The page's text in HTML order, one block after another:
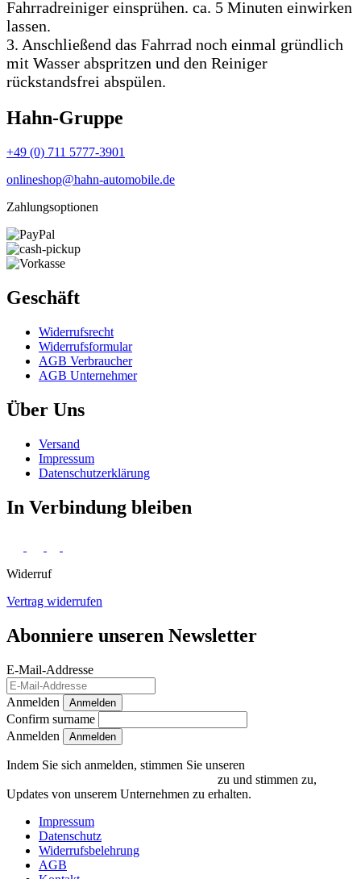
Fahrradreiniger einsprühen. ca. 5 Minuten einwirken
lassen.
3. Anschließend das Fahrrad noch einmal gründlich
mit Wasser abspritzen und den Reiniger
rückstandsfrei abspülen.
Hahn-Gruppe
+49 (0) 711 5777-3901
onlineshop@hahn-automobile.de
Zahlungsoptionen
Geschäft
Widerrufs­recht
Widerrufs­formular
AGB Verbraucher
AGB Unternehmer
Über Uns
Versand
Impressum
Daten­schutz­erklärung
In Verbindung bleiben
Widerruf
Vertrag widerrufen
Abonniere unseren Newsletter
E-Mail-Addresse
Anmelden Anmelden
Confirm surname
Anmelden
Indem Sie sich anmelden, stimmen Sie unseren
zu und stimmen zu,
Updates von unserem Unternehmen zu erhalten.
Impressum
Datenschutz
Widerrufsbelehrung
AGB